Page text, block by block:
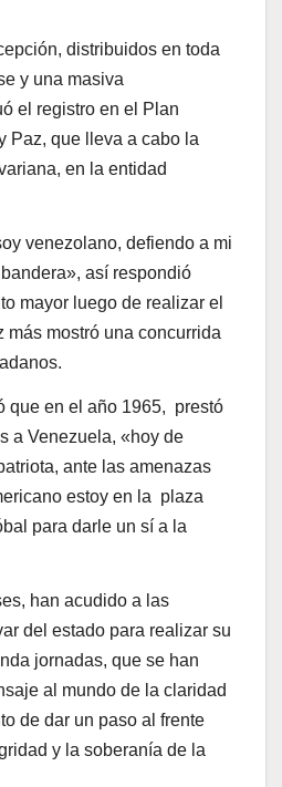
mostró una concurrida
que en el año 1965, prestó
a Venezuela, «hoy de
ante las amenazas
estoy en la plaza
para darle un sí a la
han acudido a las
del estado para realizar su
jornadas, que se han
al mundo de la claridad
de dar un paso al frente
y la soberanía de la
también realizó
de alistar para defender la
patria Venezuela. Por eso
en la Plaza Bolívar de San
para que se sumen
se sumen a esta labor
como venezolanos, a
soberana. Han querido